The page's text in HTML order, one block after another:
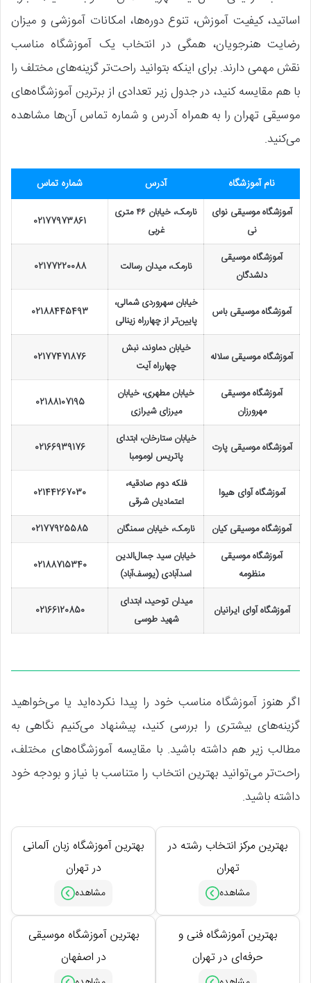
اساتید، کیفیت آموزش، تنوع دوره‌ها، امکانات آموزشی و میزان
رضایت هنرجویان، همگی در انتخاب یک آموزشگاه مناسب
نقش مهمی دارند. برای اینکه بتوانید راحت‌تر گزینه‌های مختلف را
با هم مقایسه کنید، در جدول زیر تعدادی از برترین آموزشگاه‌های
موسیقی تهران را به همراه آدرس و شماره تماس آن‌ها مشاهده
می‌کنید.
نام آموزشگاه آدرس شماره تماس
آموزشگاه موسیقی نوای
نی
نارمک، خیابان ۴۶ متری
غربی
02177973861
آموزشگاه موسیقی
دلشدگان
نارمک، میدان رسالت 02177220088
آموزشگاه موسیقی باس
خیابان سهروردی شمالی،
پایین‌تر از چهارراه زینالی
02188445493
آموزشگاه موسیقی سلاله
خیابان دماوند، نبش
چهارراه آیت
02177471876
آموزشگاه موسیقی
مهرورزان
خیابان مطهری، خیابان
میرزای شیرازی
02188107195
آموزشگاه موسیقی پارت
خیابان ستارخان، ابتدای
پاتریس لومومبا
02166939176
آموزشگاه آوای هیوا
فلکه دوم صادقیه،
اعتمادیان شرقی
02144267030
آموزشگاه موسیقی کیان نارمک، خیابان سمنگان
02177925585
آموزشگاه موسیقی
منظومه
خیابان سید جمال‌الدین
اسدآبادی (یوسف‌آباد)
02188715340
آموزشگاه آوای ایرانیان
میدان توحید، ابتدای
شهید طوسی
02166120850
اگر هنوز آموزشگاه مناسب خود را پیدا نکرده‌اید یا می‌خواهید
گزینه‌های بیشتری را بررسی کنید، پیشنهاد می‌کنیم نگاهی به
مطالب زیر هم داشته باشید. با مقایسه آموزشگاه‌های مختلف،
راحت‌تر می‌توانید بهترین انتخاب را متناسب با نیاز و بودجه خود
داشته باشید.
بهترین مرکز انتخاب رشته در
تهران
بهترین آموزشگاه زبان آلمانی
در تهران
بهترین آموزشگاه فنی و
حرفه‌ای در تهران
بهترین آموزشگاه موسیقی
در اصفهان